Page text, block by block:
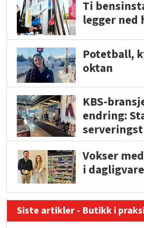
Ti
legger ned
Potetball,
oktan
KBS-
endring:
Vokser
i dagligvare
Siste artikler - Butikk i